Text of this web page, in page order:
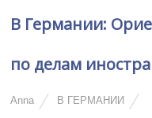
В Германии:
по делам
Anna В ГЕРМАНИИ